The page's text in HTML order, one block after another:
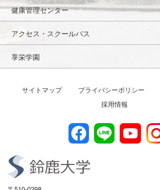
健康管理センター
アクセス・スクールバス
享栄学園
サイトマップ プライバシーポリシー
採用情報